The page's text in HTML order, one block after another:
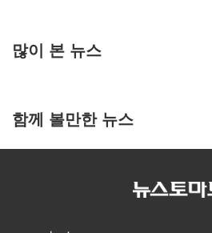
많이 본 뉴스
함께 볼만한 뉴스